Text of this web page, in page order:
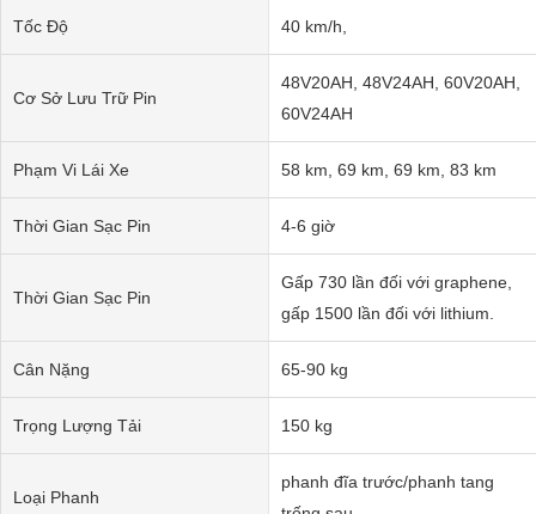
Tốc Độ 40 km/h,
Cơ Sở Lưu Trữ Pin
48V20AH, 48V24AH, 60V20AH,
60V24AH
Phạm Vi Lái Xe 58 km, 69 km, 69 km, 83 km
Thời Gian Sạc Pin 4-6 giờ
Thời Gian Sạc Pin
Gấp 730 lần đối với graphene,
gấp 1500 lần đối với lithium.
Cân Nặng 65-90 kg
Trọng Lượng Tải 150 kg
Loại Phanh
phanh đĩa trước/phanh tang